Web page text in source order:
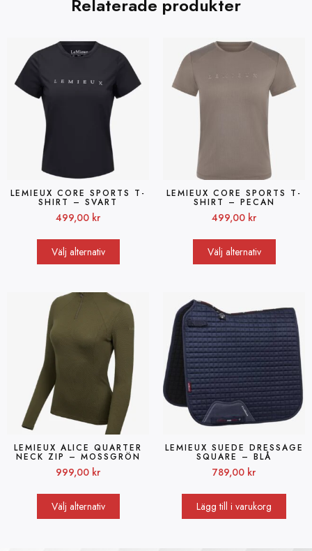
Relaterade produkter
LEMIEUX CORE SPORTS T-
SHIRT – SVART
499,00 kr
Välj alternativ
LEMIEUX CORE SPORTS T-
SHIRT – PECAN
499,00 kr
Välj alternativ
LEMIEUX ALICE QUARTER
NECK ZIP – MOSSGRÖN
999,00 kr
Välj alternativ
LEMIEUX SUEDE DRESSAGE
SQUARE – BLÅ
789,00 kr
Lägg till i varukorg